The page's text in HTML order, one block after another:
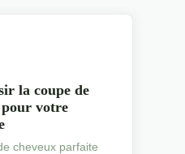
la coupe de
pour votre
cheveux parfaite